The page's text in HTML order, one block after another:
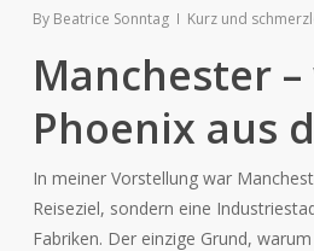
By Beatrice Sonntag Kurz und
Manchester
Phoenix aus
In meiner Vorstellung war
Reiseziel, sondern eine
Fabriken. Der einzige Grund,